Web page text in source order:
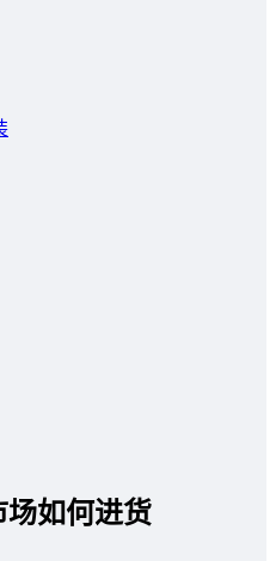
场如何进货